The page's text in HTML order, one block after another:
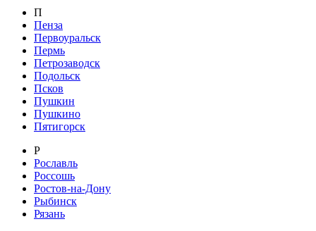
П
Пенза
Первоуральск
Пермь
Петрозаводск
Подольск
Псков
Пушкин
Пушкино
Пятигорск
Р
Рославль
Россошь
Ростов-на-Дону
Рыбинск
Рязань